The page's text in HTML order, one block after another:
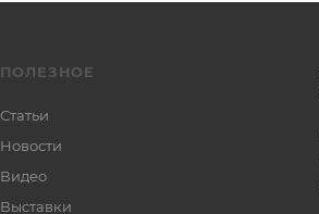
ПОЛЕЗНОЕ
Статьи
Новости
Видео
Выставки